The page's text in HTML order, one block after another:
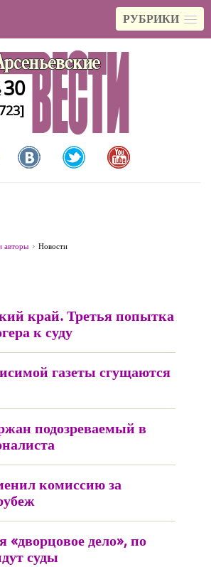
РУБРИКИ
30
авторы Новости
край. Третья попытка
к суду
газеты сгущаются
подозреваемый в
комиссию за
«дворцовое дело», по
суды